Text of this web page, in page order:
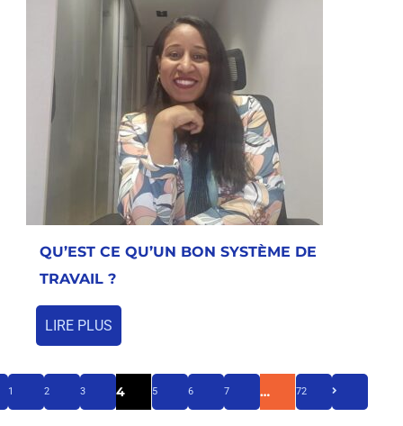
QU’EST CE QU’UN BON SYSTÈME DE
TRAVAIL ?
LIRE PLUS
1 2 3 4 5 6 7 … 72